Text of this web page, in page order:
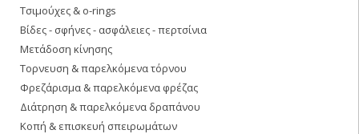
Τσιμούχες & o-rings
Βίδες - σφήνες - ασφάλειες - περτσίνια
Μετάδοση κίνησης
Τορνευση & παρελκόμενα τόρνου
Φρεζάρισμα & παρελκόμενα φρέζας
Διάτρηση & παρελκόμενα δραπάνου
Κοπή & επισκευή σπειρωμάτων